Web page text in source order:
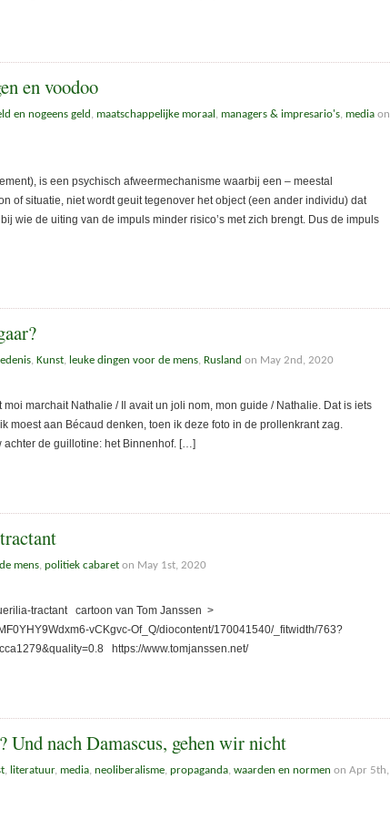
en voodoo
en nogeens geld maatschappelijke moraal managers & impresario's media on
is een psychisch afweermechanisme waarbij een – meestal
of situatie, niet wordt geuit tegenover het object (een ander individu) dat
wie de uiting van de impuls minder risico’s met zich brengt. Dus de impuls
Kunst leuke dingen voor de mens Rusland on May 2nd, 2020
marchait Nathalie / Il avait un joli nom, mon guide / Nathalie. Dat is iets
moest aan Bécaud denken, toen ik deze foto in de prollenkrant zag.
achter de guillotine: het Binnenhof. […]
mens politiek cabaret on May 1st, 2020
tractant cartoon van Tom Janssen >
vCKgvc-Of_Q/diocontent/170041540/_fitwidth/763?
https://www.tomjanssen.net/
Und nach Damascus, gehen wir nicht
literatuur, media neoliberalisme propaganda waarden en normen on Apr 5th,